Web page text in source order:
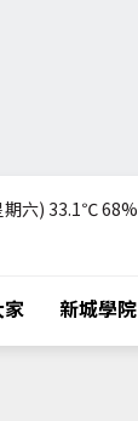
六) 33.1℃68%
新城學院